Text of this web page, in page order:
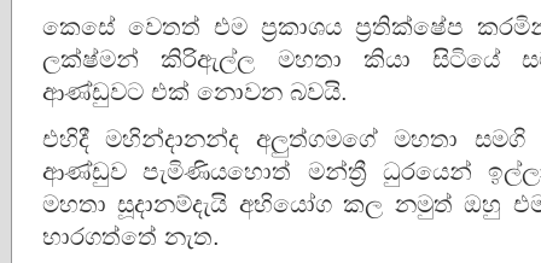
කෙසේ වෙතත් එම ප්‍රකාශය ප්‍රතික්ෂේප
ලක්ෂ්මන් කිරිඇල්ල මහතා කියා සිටියේ
ආණ්ඩුවට එක් නොවන බවයි.
එහිදී මහින්දානන්ද අලුත්ගමගේ මහතා
ආණ්ඩුව පැමිණියහොත් මන්ත්‍රී ධුරයෙන්
මහතා සූදානම්දැයි අභියෝග කල නමුත් ඔහු
භාරගත්තේ නැත.